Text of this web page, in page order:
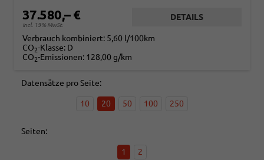
37.580,– €
incl. 19% MwSt.
DETAILS
Verbrauch kombiniert: 5,60 l/100km
CO2-Klasse: D
CO2-Emissionen: 128,00 g/km
Datensätze pro Seite:
10 20 50 100 250
Seiten:
1 2